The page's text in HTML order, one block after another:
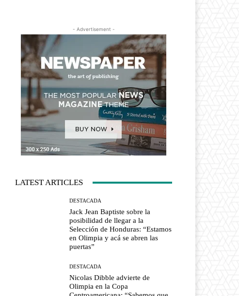
- Advertisement -
LATEST ARTICLES
DESTACADA
Jack Jean Baptiste sobre la
posibilidad de llegar a la
Selección de Honduras: “Estamos
en Olimpia y acá se abren las
puertas”
DESTACADA
Nicolas Dibble advierte de
Olimpia en la Copa